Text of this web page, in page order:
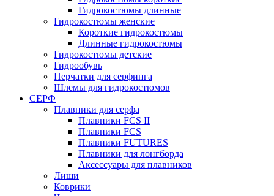
Гидрокостюмы длинные
Гидрокостюмы женские
Короткие гидрокостюмы
Длинные гидрокостюмы
Гидрокостюмы детские
Гидрообувь
Перчатки для серфинга
Шлемы для гидрокостюмов
СЕРФ
Плавники для серфа
Плавники FCS II
Плавники FCS
Плавники FUTURES
Плавники для лонгборда
Аксессуары для плавников
Лиши
Коврики